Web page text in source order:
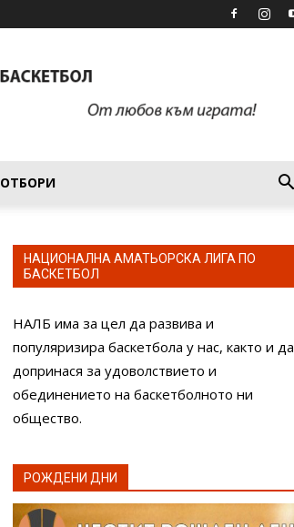
ОТБОРИ
НАЦИОНАЛНА АМАТЬОРСКА ЛИГА ПО
БАСКЕТБОЛ
НАЛБ има за цел да развива и
популяризира баскетбола у нас, както и да
допринася за удоволствието и
обединението на баскетболното ни
общество.
РОЖДЕНИ ДНИ